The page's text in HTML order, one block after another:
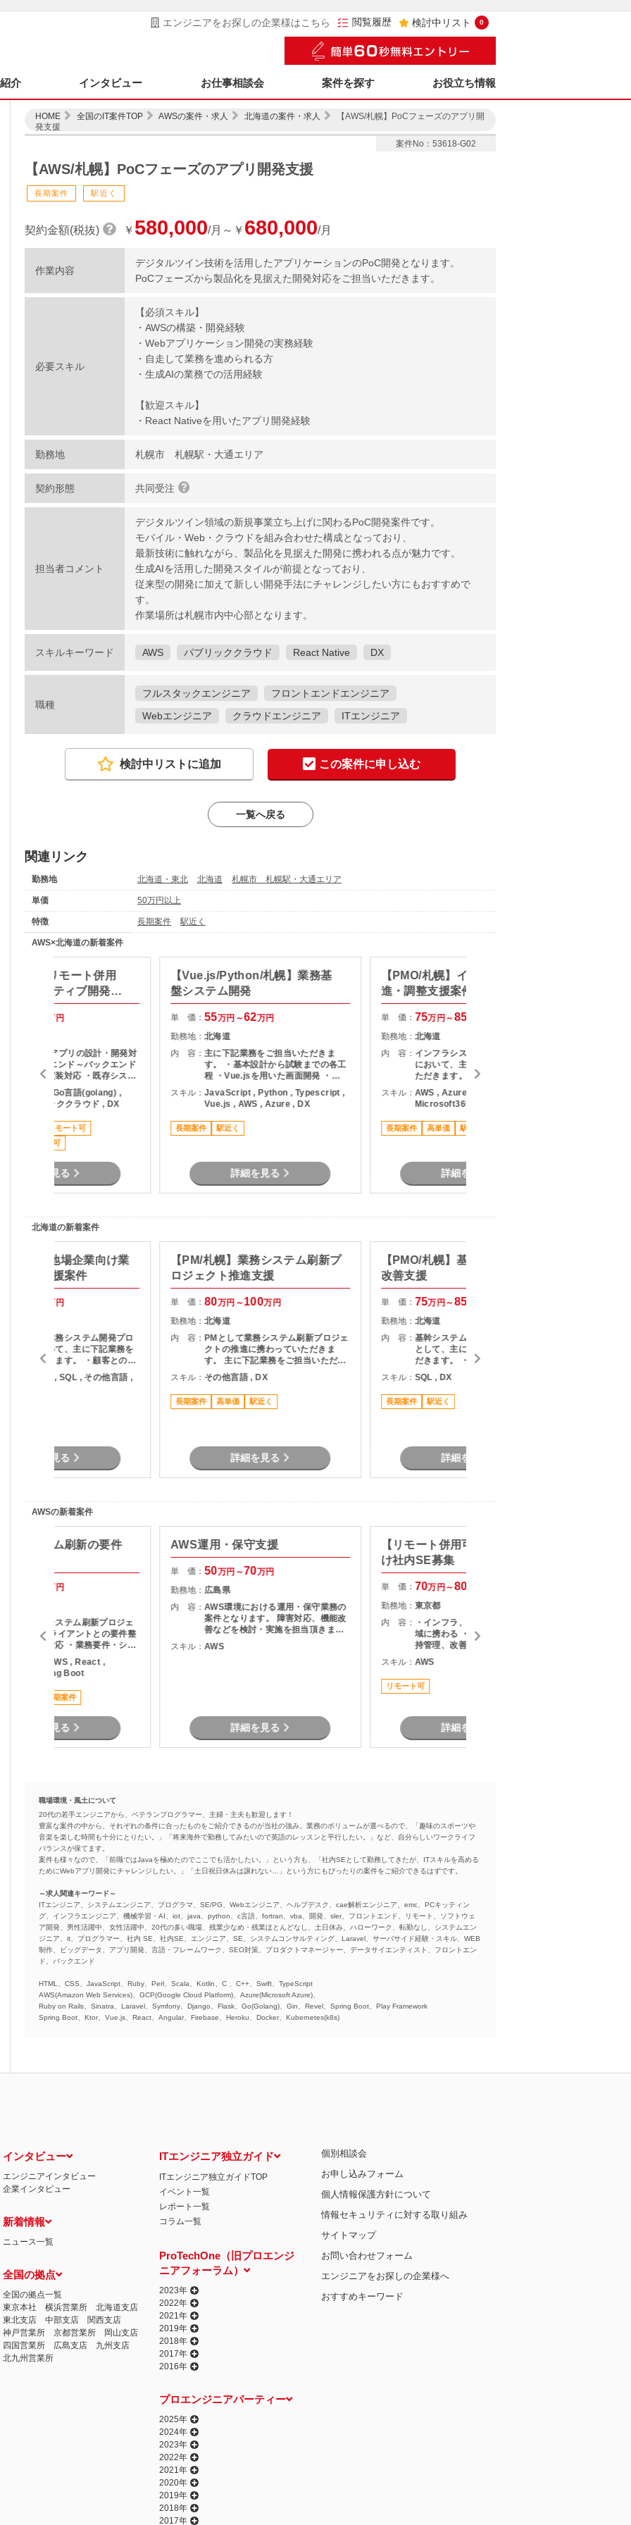
エンジニアをお探しの企業様はこちら 閲覧履歴 検討中リスト 0
介 インタビュー お仕事相談会 案件を探す お役立ち情報
HOME 全国のIT案件TOP AWSの案件・求人 北海道の案件・求人
【AWS/札幌】PoCフェーズのアプリ開
発支援
案件No：53618-G02
【AWS/札幌】PoCフェーズのアプリ開発支援
長期案件 駅近く
契約金額(税抜) ￥ 580,000/月～￥ 680,000/月
作業内容
デジタルツイン技術を活用したアプリケーションのPoC開発となります。
PoCフェーズから製品化を見据えた開発対応をご担当いただきます。
必要スキル
【必須スキル】
・AWSの構築・開発経験
・Webアプリケーション開発の実務経験
・自走して業務を進められる方
・生成AIの業務での活用経験
【歓迎スキル】
・React Nativeを用いたアプリ開発経験
勤務地 札幌市 札幌駅・大通エリア
契約形態 共同受注
担当者コメント
デジタルツイン領域の新規事業立ち上げに関わるPoC開発案件です。
モバイル・Web・クラウドを組み合わせた構成となっており、
最新技術に触れながら、製品化を見据えた開発に携われる点が魅力です。
生成AIを活用した開発スタイルが前提となっており、
従来型の開発に加えて新しい開発手法にチャレンジしたい方にもおすすめで
す。
作業場所は札幌市内中心部となります。
スキルキーワード AWS パブリッククラウド React Native DX
職種
フルスタックエンジニア
フロントエンドエンジニア
Webエンジニア
クラウドエンジニア ITエンジニア
検討中リストに追加 この案件に申し込む
一覧へ戻る
関連リンク
勤務地 北海道・東北 北海道 札幌市 札幌駅・大通エリア
単価 50万円以上
特徴 長期案件 駅近く
AWS×北海道の新着案件
札幌/リモート併用
ウドネイティブ開発フ
万円
業務系WEBアプリの設計・開発対
・フロントエンド～バックエンド
で一貫した実装対応 ・既存システ
のモダナイズ対応 ・技術選定や設
方針の検討・調査対応 ・チーム開
におけるレビュー・連携対応
, Vue.js , Go言語(golang) ,
, パブリッククラウド , DX
リモート可
スカジュアル可
詳細を見る
【Vue.js/Python/札幌】業務基
盤システム開発
単 価：55万円～62万円
勤務地：北海道
内 容：主に下記業務をご担当いただきま
す。 ・基本設計から試験までの各工
程 ・Vue.jsを用いた画面開発 ・
Pythonを用いたシステム開発 ・既
存機能の改善および機能追加対応 ・
チームメンバーと連携した開発推進
・各種テストおよび品質確認対応
スキル：JavaScript , Python , Typescript ,
Vue.js , AWS , Azure , DX
長期案件 駅近く
詳細を見る
【PMO/札幌】インフラ更改推
進・調整支援案件
単 価： 75万円～85
勤務地： 北海道
内 容： インフラシステム更改プロジェクト
において、主に下記業務をご担当い
ただきます。 ・プロジェクト全体の
進行管理および各種調整対応 ・関係
各所とのコミュニケーションおよび
課題整理 ・要件確認や各種打合せへ
の参加 ・顧客向け資料や運営資料の
作成支援 ・設計、構築、試験、移行
スキル： AWS , Azure , パブリッククラウド ,
Microsoft365 , Cisco , DX
長期案件 高単価 駅近く
詳細を見る
北海道の新着案件
札幌】地場企業向け業
ム改善支援案件
万円
場企業向け業務システム開発プロ
ェクトにおいて、主に下記業務を
担当いただきます。 ・顧客との業
ヒアリング、課題整理 ・要件定義
よび要求整理 ・基本設計・詳細設
, Python , SQL , その他言語 ,
詳細を見る
【PM/札幌】業務システム刷新プ
ロジェクト推進支援
単 価：80万円～100万円
勤務地：北海道
内 容： PMとして業務システム刷新プロジェ
クトの推進に携わっていただきま
す。 主に下記業務をご担当いただき
ます。 ・顧客との要件整理・課題整
理 ・プロジェクト計画の策定および
進捗管理 ・開発チームとの調整およ
びマネジメント ・品質、課題、リス
スキル： その他言語 , DX
長期案件 高単価 駅近く
詳細を見る
【PMO/札幌】基幹システム運用
改善支援
単 価： 75万円～85
勤務地： 北海道
内 容： 基幹システムの運用改善支援のPMO
として、主に下記業務をご担当いた
だきます。 ・業務課題の整理および
改善推進 ・開発チームとの連携・調
整対応 ・システムに関する問い合わ
せ対応 ・設計書確認および影響範囲
の調査 ・利用部門との要件整理・各
スキル： SQL , DX
長期案件 駅近く
詳細を見る
AWSの新着案件
約システム刷新の要件
万円
大規模業務システム刷新プロジェ
ト支援 ・クライアントとの要件整
・要件定義対応 ・業務要件・シス
ム要件の整理およびドキュメント
成 ・システム構成や利用技術の検
支援 ・外部システム連携に関する
件整理 ・関係各所との調整および
ビュー対応 ・設計工程以降の開発
, PHP , AWS , React ,
, Spring Boot
長期案件
詳細を見る
AWS運用・保守支援
単 価：50万円～70万円
勤務地： 広島県
内 容：AWS環境における運用・保守業務の
案件となります。 障害対応、機能改
善などを検討・実施を担当頂きま
す。 AWS環境の運用・保守 障害調
査 マニュアル作成
スキル：AWS
詳細を見る
【リモート併用可】大手企業向
け社内SE募集
単 価： 70万円～80
勤務地： 東京都
内 容：
・インフラ、SaaS、セキュリティ領
域に携わる ・各種SaaSの実装、維
持管理、改善 ・SaaSの効率化・高
度化のためのエンジニアリング ・
SaaSのシステム課題・障害に対する
対策の計画と実装 ・社内NWやオン
プレサーバの運用保守 ・拠点のネッ
スキル： AWS
リモート可
詳細を見る
職場環境・風土について
20代の若手エンジニアから、ベテランプログラマー、主婦・主夫も歓迎します！
豊富な案件の中から、それぞれの条件に合ったものをご紹介できるのが当社の強み。業務のボリュームが選べるので、「趣味のスポーツや
音楽を楽しむ時間も十分にとりたい。」「将来海外で勤務してみたいので英語のレッスンと平行したい。」など、自分らしいワークライフ
バランスが保てます。
案件も様々なので、「前職ではJavaを極めたのでここでも活かしたい。」という方も、「社内SEとして勤務してきたが、ITスキルを高める
ためにWebアプリ開発にチャレンジしたい。」「土日祝日休みは譲れない…」という方にもぴったりの案件をご紹介できるはずです。
～求人関連キーワード～
ITエンジニア、システムエンジニア、プログラマ、SE/PG、Webエンジニア、ヘルプデスク、cae解析エンジニア、emc、PCキッティン
グ、インフラエンジニア、機械学習・AI、iot、java、python、c言語、fortran、vba、開発、sler、フロントエンド、リモート、ソフトウェ
ア開発、男性活躍中、女性活躍中、20代の多い職場、残業少なめ・残業ほとんどなし、土日休み、ハローワーク、転勤なし、システムエン
ジニア、it、プログラマー、社内 SE、社内SE、エンジニア、SE、システムコンサルティング、Laravel、サーバサイド経験・スキル、WEB
制作、ビッグデータ、アプリ開発、言語・フレームワーク、SEO対策、プロダクトマネージャー、データサイエンティスト、フロントエン
ド、バックエンド
HTML、CSS、JavaScript、Ruby、Perl、Scala、Kotlin、C 、C++、Swift、TypeScript
AWS(Amazon Web Services)、GCP(Google Cloud Platform)、Azure(Microsoft Azure)、
Ruby on Rails、Sinatra、Laravel、Symfony、Django、Flask、Go(Golang)、Gin、Revel、Spring Boot、Play Framework
Spring Boot、Ktor、Vue.js、React、Angular、Firebase、Heroku、Docker、Kubernetes(k8s)
インタビュー
エンジニアインタビュー
企業インタビュー
新着情報
ニュース一覧
全国の拠点
全国の拠点一覧
東京本社
横浜営業所
北海道支店
東北支店
中部支店
関西支店
神戸営業所
京都営業所
岡山支店
四国営業所
広島支店
九州支店
北九州営業所
ITエンジニア独立ガイド
ITエンジニア独立ガイドTOP
イベント一覧
レポート一覧
コラム一覧
ProTechOne（旧プロエンジ
ニアフォーラム）
2023年
2022年
2021年
2019年
2018年
2017年
2016年
プロエンジニアパーティー
2025年
2024年
2023年
2022年
2021年
2020年
2019年
2018年
2017年
個別相談会
お申し込みフォーム
個人情報保護方針について
情報セキュリティに対する取り組み
サイトマップ
お問い合わせフォーム
エンジニアをお探しの企業様へ
おすすめキーワード